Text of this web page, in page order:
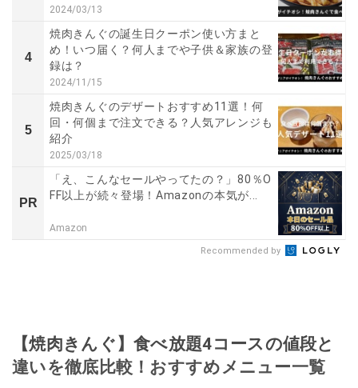
2024/03/13
4
焼肉きんぐの誕生日クーポン使い方まと
め！いつ届く？何人までや子供＆家族の登
録は？
2024/11/15
5
焼肉きんぐのデザートおすすめ11選！何
回・何個まで注文できる？人気アレンジも
紹介
2025/03/18
PR
「え、こんなセールやってたの？」80％O
FF以上が続々登場！Amazonの本気が...
Amazon
Recommended by
【焼肉きんぐ】食べ放題4コースの値段と
違いを徹底比較！おすすめメニュー一覧